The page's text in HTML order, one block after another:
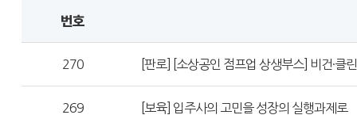
번호
270 [판로] [소상공인 점프업 상생부스] 비건·클
269 [보육] 입주사의 고민을 성장의 실행과제로